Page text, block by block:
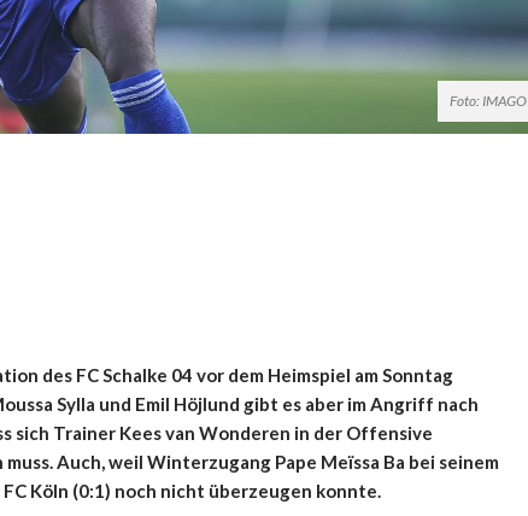
Foto: IMAGO
des FC Schalke 04 vor dem Heimspiel am Sonntag
Sylla und Emil Höjlund gibt es aber im Angriff nach
sich Trainer Kees van Wonderen in der Offensive
Auch, weil Winterzugang Pape Meïssa Ba bei seinem
Köln (0:1) noch nicht überzeugen konnte.